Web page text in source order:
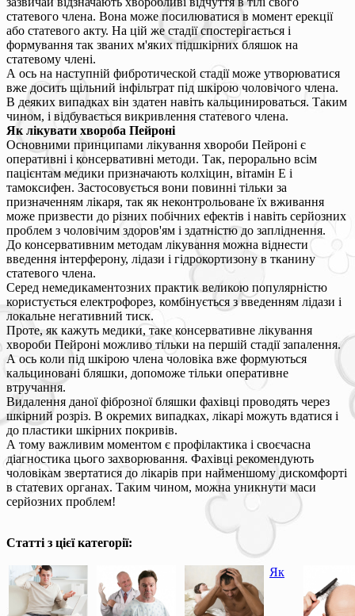
статевого члена. Вона може посилюватися в момент ерекції
або статевого акту. На цій же стадії спостерігається і
формування так званих м'яких підшкірних бляшок на
статевому члені.
А ось на наступній фибротической стадії може утворюватися
вже досить щільний інфільтрат під шкірою чоловічого члена.
В деяких випадках він здатен навіть кальцинироваться. Таким
чином, і відбувається викривлення статевого члена.
Як лікувати хвороба Пейроні
Основними принципами лікування хвороби Пейроні є
оперативні і консервативні методи. Так, перорально всім
пацієнтам медики призначають колхіцин, вітамін Е і
тамоксифен. Застосовується вони повинні тільки за
призначенням лікаря, так як неконтрольоване їх вживання
може призвести до різних побічних ефектів і навіть серйозних
проблем з чоловічим здоров'ям і здатністю до запліднення.
До консервативним методам лікування можна віднести
введення інтерферону, лідази і гідрокортизону в тканину
статевого члена.
Серед немедикаментозних практик великою популярністю
користується електрофорез, комбінується з введенням лідази і
локальне негативний тиск.
Проте, як кажуть медики, таке консервативне лікування
хвороби Пейроні можливо тільки на першій стадії запалення.
А ось коли під шкірою члена чоловіка вже формуються
кальциновані бляшки, допоможе тільки оперативне
втручання.
Видалення даної фіброзної бляшки фахівці проводять через
шкірний розріз. В окремих випадках, лікарі можуть вдатися і
до пластики шкірних покривів.
А тому важливим моментом є профілактика і своєчасна
діагностика цього захворювання. Фахівці рекомендують
чоловікам звертатися до лікарів при найменшому дискомфорті
в статевих органах. Таким чином, можна уникнути маси
серйозних проблем!
Статті з цієї категорії:
Як